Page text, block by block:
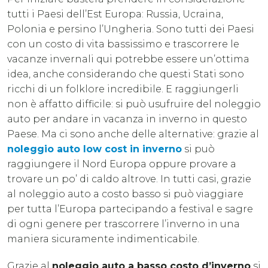
tutti i Paesi dell’Est Europa: Russia, Ucraina,
Polonia e persino l’Ungheria. Sono tutti dei Paesi
con un costo di vita bassissimo e trascorrere le
vacanze invernali qui potrebbe essere un’ottima
idea, anche considerando che questi Stati sono
ricchi di un folklore incredibile. E raggiungerli
non è affatto difficile: si può usufruire del noleggio
auto per andare in vacanza in inverno in questo
Paese. Ma ci sono anche delle alternative: grazie al
noleggio auto low cost in inverno si può
raggiungere il Nord Europa oppure provare a
trovare un po’ di caldo altrove. In tutti casi, grazie
al noleggio auto a costo basso si può viaggiare
per tutta l’Europa partecipando a festival e sagre
di ogni genere per trascorrere l’inverno in una
maniera sicuramente indimenticabile.